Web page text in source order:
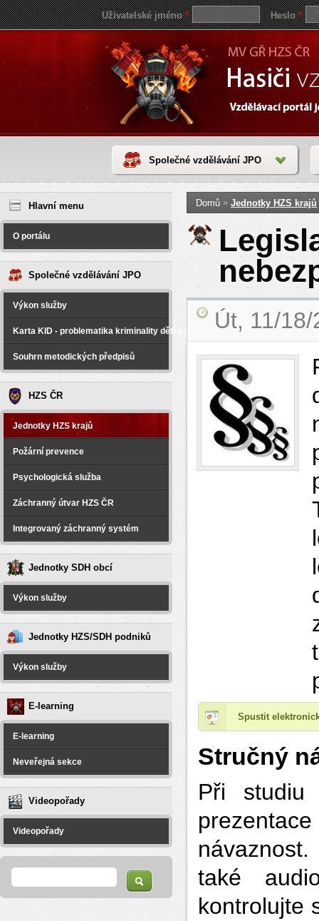
Uživatelské jméno* Heslo*
Společné vzdělávání JPO
Hlavní menu
O portálu
Společné vzdělávání JPO
Výkon služby
Karta KID - problematika kriminality dětí a spáchané na dětech
Souhrn metodických předpisů
HZS ČR
Jednotky HZS krajů
Požární prevence
Psychologická služba
Záchranný útvar HZS ČR
Integrovaný záchranný systém
Jednotky SDH obcí
Výkon služby
Jednotky HZS/SDH podniků
Výkon služby
E-learning
E-learning
Neveřejná sekce
Videopořady
Videopořady
Jste zde
Domů » Jednotky HZS krajů
Út, 11/
Spustit
Stručný
Při studiu
také
kontrolujte
save
reddit
video
coloring
pages
love
horoscope
today